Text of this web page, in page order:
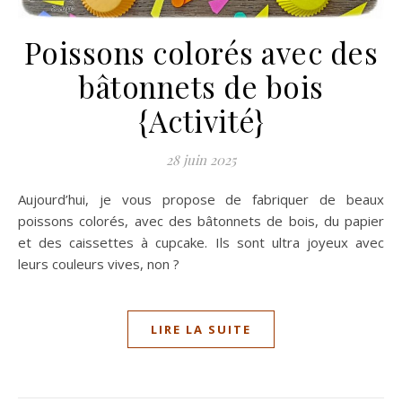
Poissons colorés avec des
bâtonnets de bois
{Activité}
28 juin 2025
Aujourd’hui, je vous propose de fabriquer de beaux
poissons colorés, avec des bâtonnets de bois, du papier
et des caissettes à cupcake. Ils sont ultra joyeux avec
leurs couleurs vives, non ?
LIRE LA SUITE